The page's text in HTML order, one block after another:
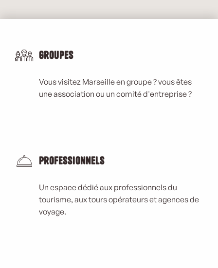
Groupes
Vous visitez Marseille en groupe ? vous êtes
une association ou un comité d'entreprise ?
Professionnels
Un espace dédié aux professionnels du
tourisme, aux tours opérateurs et agences de
voyage.